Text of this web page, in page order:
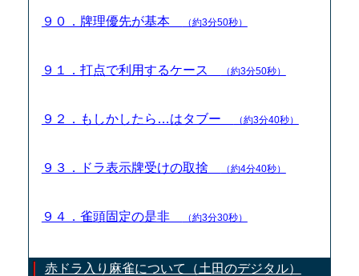
９０．牌理優先が基本 （約3分50秒）
９１．打点で利用するケース （約3分50秒）
９２．もしかしたら…はタブー （約3分40秒）
９３．ドラ表示牌受けの取捨 （約4分40秒）
９４．雀頭固定の是非 （約3分30秒）
赤ドラ入り麻雀について（土田のデジタル）